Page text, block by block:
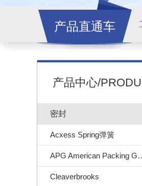
产品直通车
产品中心/
密封
Acxess Spring弹簧
APG
Cleaverbrooks